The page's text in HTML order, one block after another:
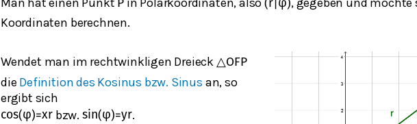
P (r φ)
Koordinaten berechnen.
Wendet man im rechtwinkligen Dreieck △OFP
die Definition des Kosinus bzw. Sinus an, so
ergibt sich
cos(φ)=xr bzw. sin(φ)=yr.